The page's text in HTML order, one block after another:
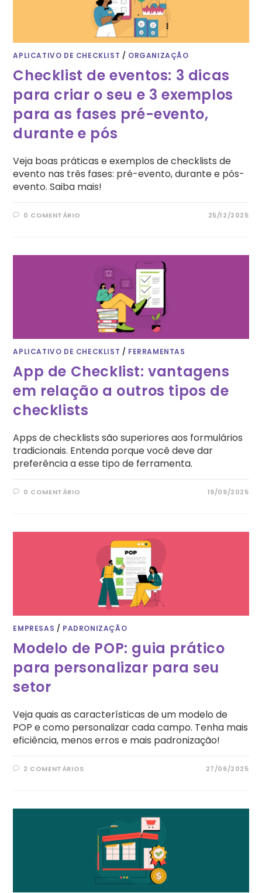
APLICATIVO DE CHECKLIST / ORGANIZAÇÃO
Checklist de eventos: 3 dicas
para criar o seu e 3 exemplos
para as fases pré-evento,
durante e pós
Veja boas práticas e exemplos de checklists de
evento nas três fases: pré-evento, durante e pós-
evento. Saiba mais!
0 COMENTÁRIO 25/12/2025
APLICATIVO DE CHECKLIST / FERRAMENTAS
App de Checklist: vantagens
em relação a outros tipos de
checklists
Apps de checklists são superiores aos formulários
tradicionais. Entenda porque você deve dar
preferência a esse tipo de ferramenta.
0 COMENTÁRIO 19/09/2025
EMPRESAS / PADRONIZAÇÃO
Modelo de POP: guia prático
para personalizar para seu
setor
Veja quais as características de um modelo de
POP e como personalizar cada campo. Tenha mais
eficiência, menos erros e mais padronização!
2 COMENTÁRIOS 27/06/2025